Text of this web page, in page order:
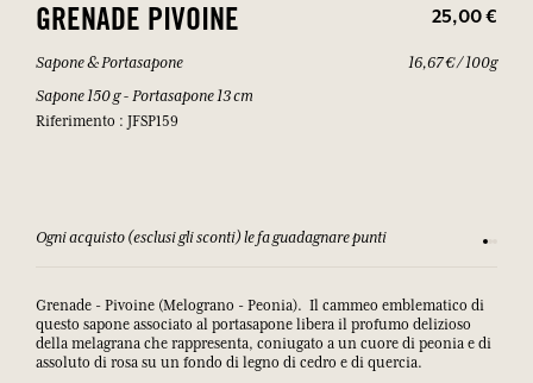
GRENADE PIVOINE 25,00 €
Sapone & Portasapone
Sapone 150 g - Portasapone 13 cm
Riferimento : JFSP159
16,67 € / 100g
Ogni acquisto (esclusi gli sconti) le fa guadagnare punti
Grenade - Pivoine (Melograno - Peonia). Il cammeo emblematico di
questo sapone associato al portasapone libera il profumo delizioso
della melagrana che rappresenta, coniugato a un cuore di peonia e di
assoluto di rosa su un fondo di legno di cedro e di quercia.